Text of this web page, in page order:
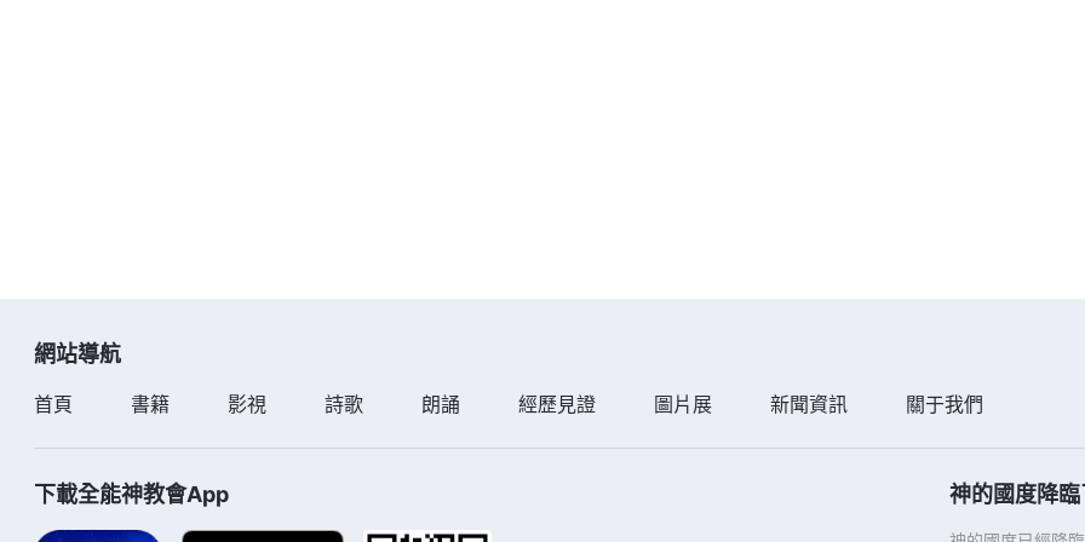
網站導航
首頁 書籍 影視 詩歌 朗誦 經歷見證 圖片展 新聞資訊 關于我們
下載全能神教會App 神的國度降臨